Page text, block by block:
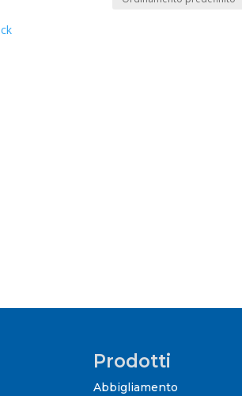
Prodotti
Abbigliamento